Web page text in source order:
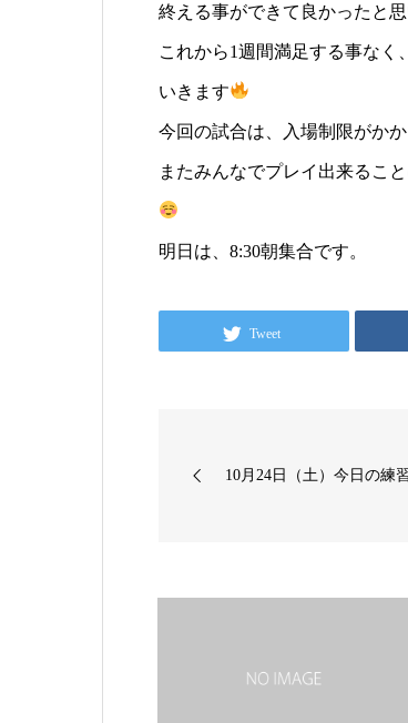
終える事ができて良かったと思
これから1週間満足する事な
いきます
今回の試合は、入場制限がか
またみんなでプレイ出来るこ
明日は、8:30朝集合です。
Tweet
10月24日（土）今日の練